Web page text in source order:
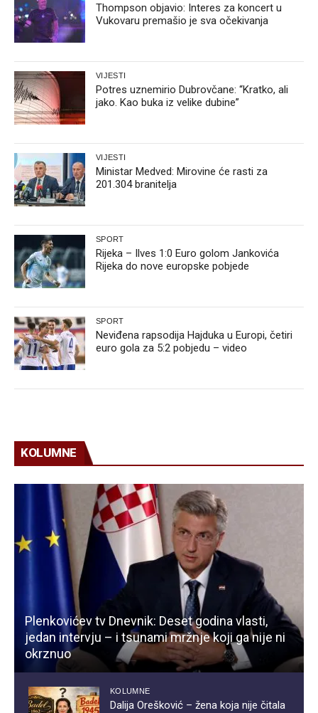
Thompson objavio: Interes za koncert u
Vukovaru premašio je sva očekivanja
VIJESTI
Potres uznemirio Dubrovčane: “Kratko, ali
jako. Kao buka iz velike dubine”
VIJESTI
Ministar Medved: Mirovine će rasti za
201.304 branitelja
SPORT
Rijeka – Ilves 1:0 Euro golom Jankovića
Rijeka do nove europske pobjede
SPORT
Neviđena rapsodija Hajduka u Europi, četiri
euro gola za 5:2 pobjedu – video
KOLUMNE
Plenkovićev tv Dnevnik: Deset godina vlasti,
jedan intervju – i tsunami mržnje koji ga nije ni
okrznuo
KOLUMNE
Dalija Orešković – žena koja nije čitala